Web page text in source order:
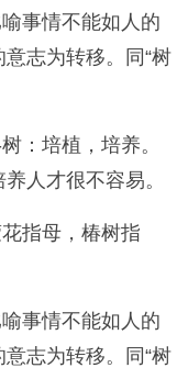
事情不能如人的
志为转移。同“树
培植，培养。
人才很不容易。
指母，椿树指
事情不能如人的
志为转移。同“树